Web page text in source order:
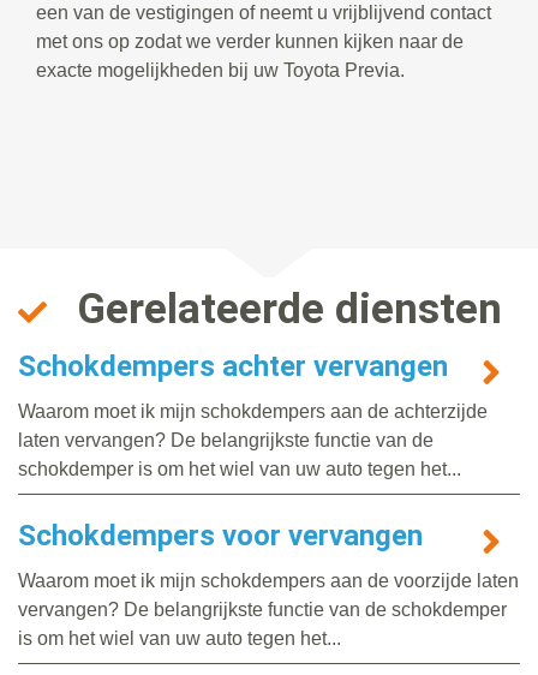
een van de vestigingen of neemt u vrijblijvend contact
met ons op zodat we verder kunnen kijken naar de
exacte mogelijkheden bij uw Toyota Previa.
Gerelateerde diensten
Schokdempers achter vervangen
Waarom moet ik mijn schokdempers aan de achterzijde
laten vervangen? De belangrijkste functie van de
schokdemper is om het wiel van uw auto tegen het...
Schokdempers voor vervangen
Waarom moet ik mijn schokdempers aan de voorzijde laten
vervangen? De belangrijkste functie van de schokdemper
is om het wiel van uw auto tegen het...